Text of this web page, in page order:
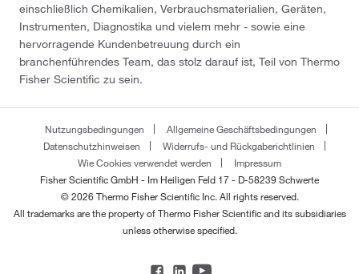
einschließlich Chemikalien, Verbrauchsmaterialien, Geräten,
Instrumenten, Diagnostika und vielem mehr - sowie eine
hervorragende Kundenbetreuung durch ein
branchenführendes Team, das stolz darauf ist, Teil von Thermo
Fisher Scientific zu sein.
Nutzungsbedingungen
Allgemeine Geschäftsbedingungen
Datenschutzhinweisen
Widerrufs- und Rückgaberichtlinien
Wie Cookies verwendet werden
Impressum
Fisher Scientific GmbH - Im Heiligen Feld 17 - D-58239 Schwerte
© 2026 Thermo Fisher Scientific Inc. All rights reserved.
All trademarks are the property of Thermo Fisher Scientific and its subsidiaries
unless otherwise specified.